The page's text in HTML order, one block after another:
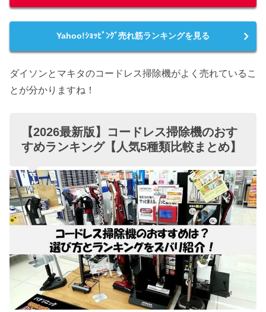
Yahoo!ｼｮｯﾋﾟﾝｸﾞ売れ筋ランキングを見る
ダイソンとマキタのコードレス掃除機がよく売れているこ
とが分かりますね！
【2026最新版】コードレス掃除機のおす
すめランキング【人気5種類比較まとめ】